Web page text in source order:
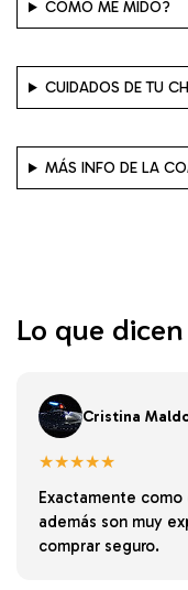
CÓMO ME MIDO?
CUIDADOS DE TU
MÁS INFO DE LA
Lo que
Cristina
★★★★★
Exactamente
además son muy
comprar seguro.